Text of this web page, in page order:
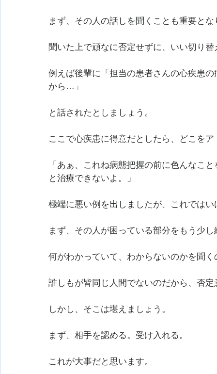
まず、その人の話しを聞くことも重要とな
聞いた上で頑なに否定せずに、いい切り
例えば後輩に「担当の患者さんの心疾患
から…」
と話されたとしましょう。
ここで心疾患に得意だとしたら、どこを
「あぁ、これね病態把握の前に色んなこ
と治療できないよ。」
極端に悪い例を出しましたが、これでは
まず、その人が困っている部分をもう少
何がわかっていて、わからないのかを聞
誰しもが皆同じ人間でないのだから、否
しかし、そこは堪えましょう。
まず、相手を認める。受け入れる。
これが大事だと思います。